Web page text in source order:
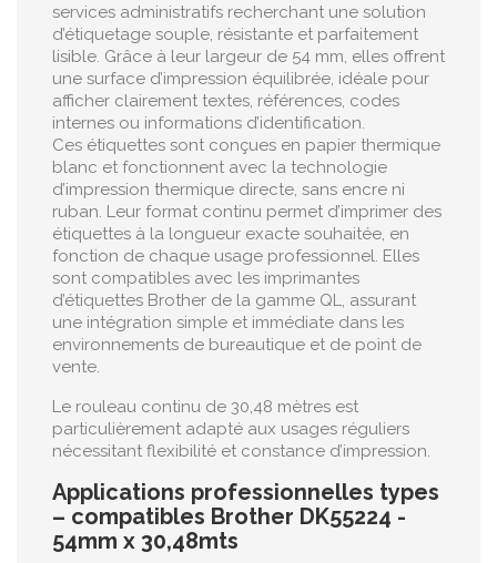
services administratifs recherchant une solution
d’étiquetage souple, résistante et parfaitement
lisible. Grâce à leur largeur de 54 mm, elles offrent
une surface d’impression équilibrée, idéale pour
afficher clairement textes, références, codes
internes ou informations d’identification.
Ces étiquettes sont conçues en papier thermique
blanc et fonctionnent avec la technologie
d’impression thermique directe, sans encre ni
ruban. Leur format continu permet d’imprimer des
étiquettes à la longueur exacte souhaitée, en
fonction de chaque usage professionnel. Elles
sont compatibles avec les imprimantes
d’étiquettes Brother de la gamme QL, assurant
une intégration simple et immédiate dans les
environnements de bureautique et de point de
vente.
Le rouleau continu de 30,48 mètres est
particulièrement adapté aux usages réguliers
nécessitant flexibilité et constance d’impression.
Applications professionnelles types
– compatibles Brother DK55224 -
54mm x 30,48mts